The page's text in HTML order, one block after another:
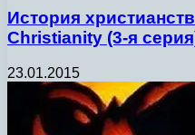
История
Christianity (3-я
23.01.2015